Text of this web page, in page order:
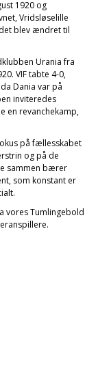
1920 og
Vridsløselille
blev ændret til
Urania fra
VIF tabte 4-0,
Dania var på
inviteredes
en revanchekamp,
på fællesskabet
og på de
sammen bærer
som konstant er
vores Tumlingebold